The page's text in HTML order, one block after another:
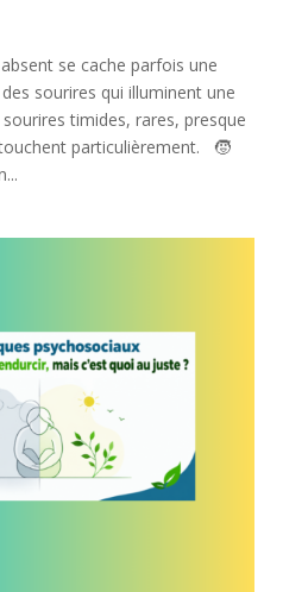
se cache parfois une
sourires qui illuminent une
timides, rares, presque
particulièrement. 🧒